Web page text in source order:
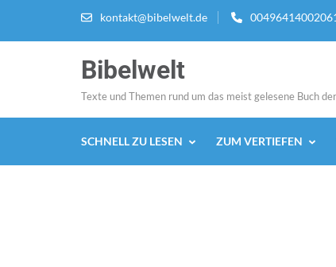
kontakt@bibelwelt.de
Bibelwelt
Texte und Themen rund um das meist gelesene Buch
SCHNELL ZU LESEN ZUM VERTIEFEN